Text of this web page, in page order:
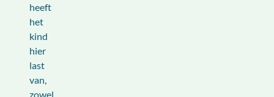
heeft
het
kind
hier
last
van,
zowel